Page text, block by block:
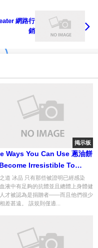
網路行
銷
掲示板
Ways You Can Use 蔥油餅
Irresistible To
道 冰品 只有那些被證明已經感染
液中有足夠的抗體並且總體上身體健
才被認為是捐贈者——而且他們很少
差甚遠。 該規則僅適...